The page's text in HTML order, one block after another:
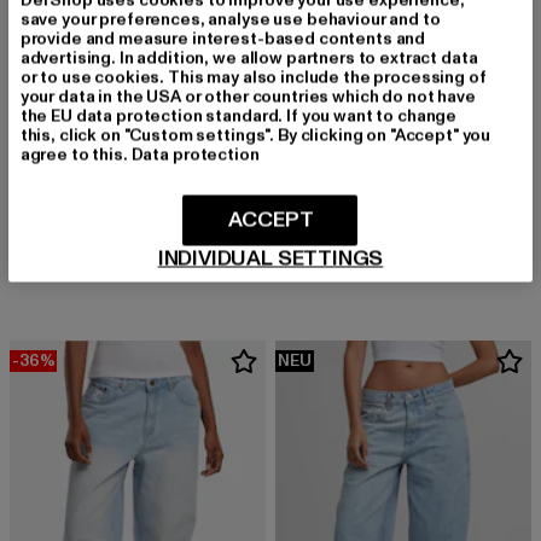
Derzeitiger Preis: 47,49 EUR
BUFFALO
Binary C - Vegansuede
94,49 EUR
Derzeitiger Preis: 94,49 EUR
149,99 EUR
-36% NEU
save your preferences, analyse use behaviour and to
provide and measure interest-based contents and
advertising. In addition, we allow partners to extract data
or to use cookies. This may also include the processing of
your data in the USA or other countries which do not have
the EU data protection standard. If you want to change
this, click on "Custom settings". By clicking on "Accept" you
agree to this. Data protection
INDIVIDUAL SETTINGS
ACCEPT